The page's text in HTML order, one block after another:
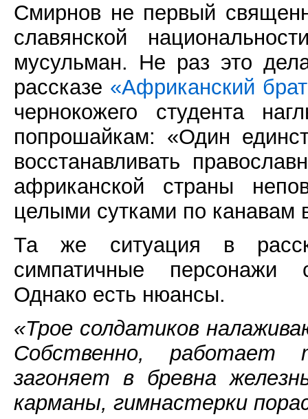
Смирнов не первый
славянской
мусульман. Не раз это
рассказе «Африканский
чернокожего студента
попрошайкам: «Один
восстанавливать
африканской страны
целыми сутками по канавам
Та же ситуация в
симпатичные персонажи
Однако есть нюансы.
«Трое солдатиков
Собственно, работает
загоняет в бревна
карманы, гимнастерки